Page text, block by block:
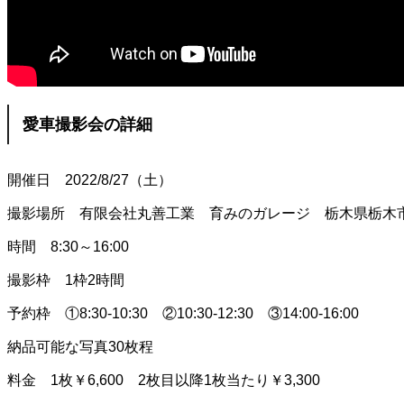
愛車撮影会の詳細
開催日 2022/8/27（土）
撮影場所 有限会社丸善工業 育みのガレージ 栃木県栃木
時間 8:30～16:00
撮影枠 1枠2時間
予約枠 ①8:30-10:30 ②10:30-12:30 ③14:00-16:00
納品可能な写真30枚程
料金 1枚￥6,600 2枚目以降1枚当たり￥3,300